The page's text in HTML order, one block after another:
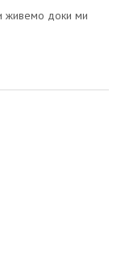
живемо доки ми